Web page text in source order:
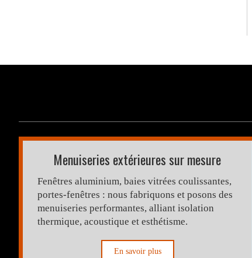
Menuiseries extérieures sur mesure
Fenêtres aluminium, baies vitrées coulissantes,
portes-fenêtres : nous fabriquons et posons des
menuiseries performantes, alliant isolation
thermique, acoustique et esthétisme.
En savoir plus